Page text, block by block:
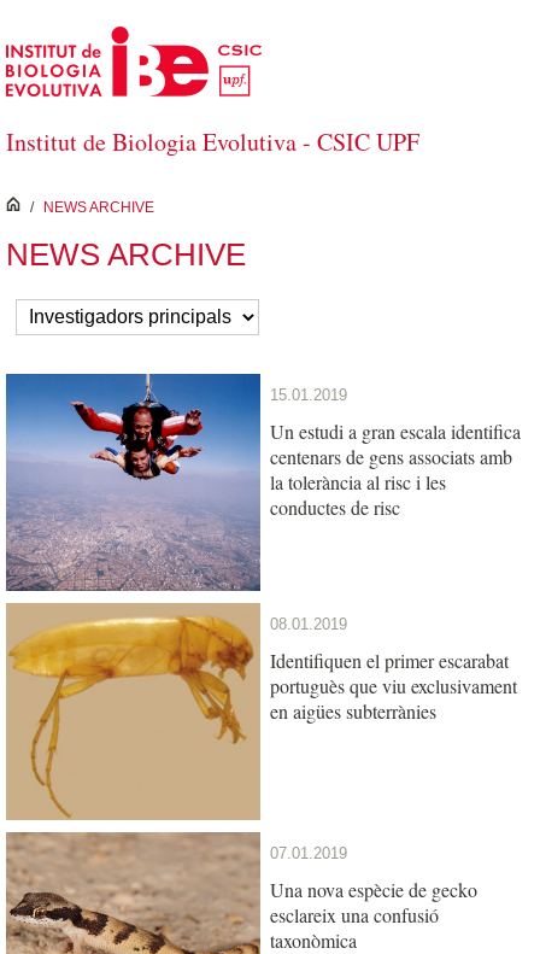
Salta al contingut principal
Institut de Biologia Evolutiva - CSIC UPF
inici
/ NEWS ARCHIVE
NEWS ARCHIVE
15.01.2019
Un estudi a gran escala identifica
centenars de gens associats amb
la tolerància al risc i les
conductes de risc
08.01.2019
Identifiquen el primer escarabat
portuguès que viu exclusivament
en aigües subterrànies
07.01.2019
Una nova espècie de gecko
esclareix una confusió
taxonòmica